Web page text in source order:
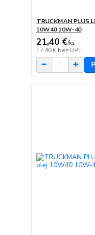
TRUCKMAN PLUS
10W40 10W-40
21,40 €/ks
17,40 € bez DPH